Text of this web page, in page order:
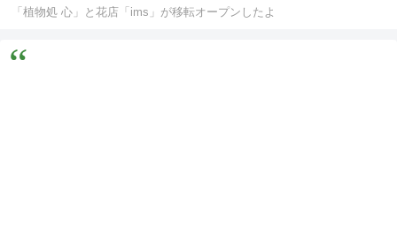
「植物処 心」と花店「ims」が移転オープンしたよ